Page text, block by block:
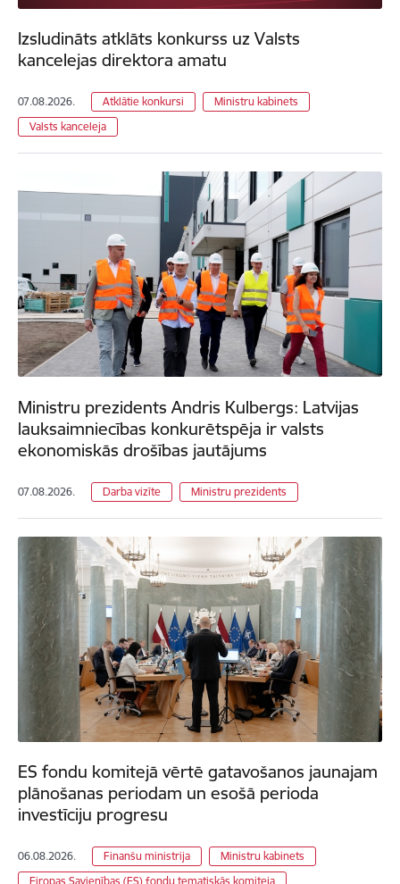
Izsludināts atklāts konkurss uz Valsts
kancelejas direktora amatu
07.08.2026. Atklātie konkursi
Ministru kabinets
Valsts kanceleja
Ministru prezidents Andris Kulbergs: Latvijas
lauksaimniecības konkurētspēja ir valsts
ekonomiskās drošības jautājums
07.08.2026. Darba vizīte Ministru prezidents
ES fondu komitejā vērtē gatavošanos jaunajam
plānošanas periodam un esošā perioda
investīciju progresu
06.08.2026. Finanšu ministrija
Ministru kabinets
Eiropas Savienības (ES) fondu tematiskās komiteja